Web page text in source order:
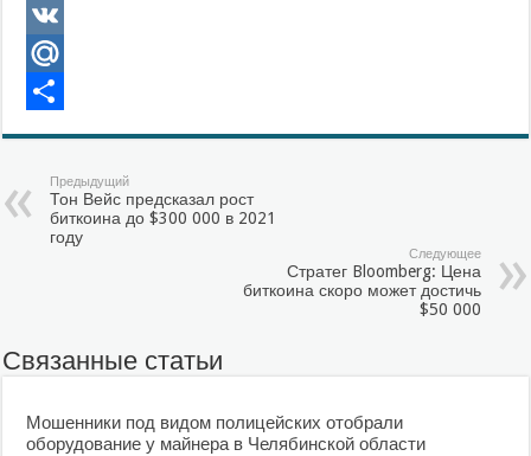
Odnoklassniki
VK
Mail.Ru
Предыдущий
Тон Вейс предсказал рост
биткоина до $300 000 в 2021
году
Следующее
Стратег Bloomberg: Цена
биткоина скоро может достичь
$50 000
Связанные статьи
Мошенники под видом полицейских отобрали
оборудование у майнера в Челябинской области